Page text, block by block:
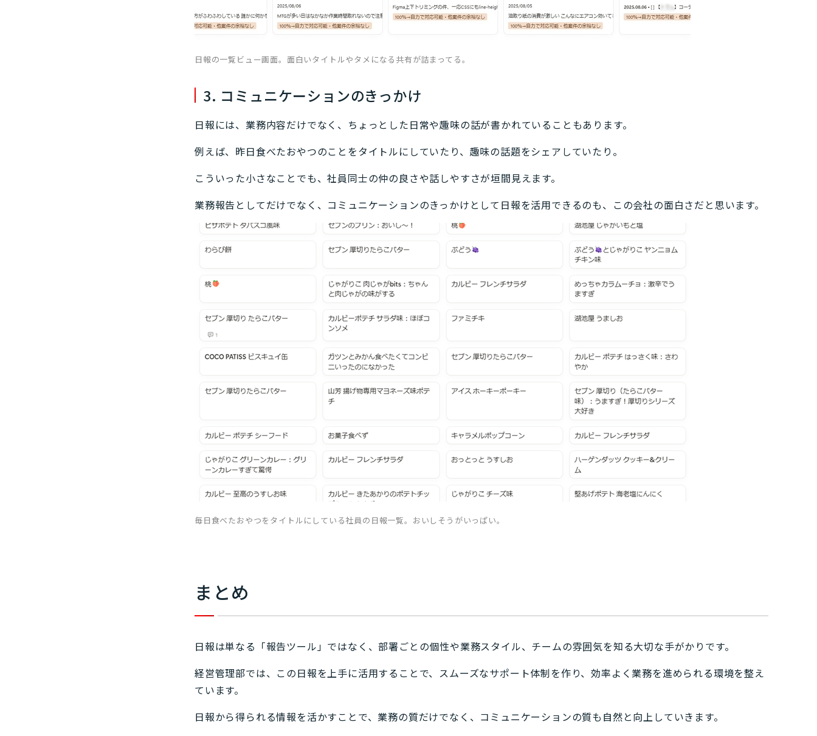
日報の一覧ビュー画面。面白いタイトルやタメになる共有が詰まってる。
3. コミュニケーションのきっかけ
日報には、業務内容だけでなく、ちょっとした日常や趣味の話が書かれていることもあります。
例えば、昨日食べたおやつのことをタイトルにしていたり、趣味の話題をシェアしていたり。
こういった小さなことでも、社員同士の仲の良さや話しやすさが垣間見えます。
業務報告としてだけでなく、コミュニケーションのきっかけとして日報を活用できるのも、この会社の面白さだと思います。
毎日食べたおやつをタイトルにしている社員の日報一覧。おいしそうがいっぱい。
まとめ
日報は単なる「報告ツール」ではなく、部署ごとの個性や業務スタイル、チームの雰囲気を知る大切な手がかりです。
経営管理部では、この日報を上手に活用することで、スムーズなサポート体制を作り、効率よく業務を進められる環境を整え
ています。
日報から得られる情報を活かすことで、業務の質だけでなく、コミュニケーションの質も自然と向上していきます。